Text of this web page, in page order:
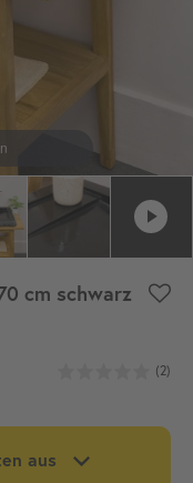
cm schwarz
(2)
aus